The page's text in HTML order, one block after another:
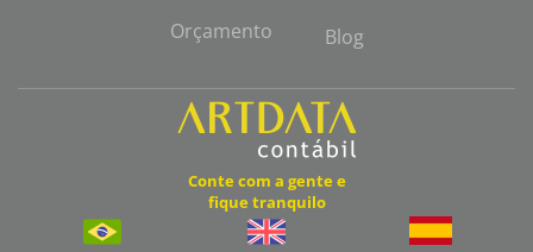
Orçamento
Blog
Conte com a gente e
fique tranquilo